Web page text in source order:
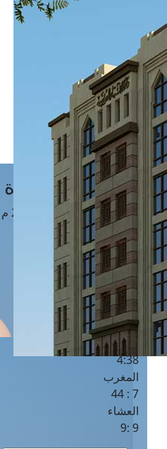
حجز موعد
الفتوى الهاتفية
مَواقِيتُ الصَّـــلاة
القاهرة · 07 أغسطس 2026 م
الفجر
الشروق
6 :17
الظهر
1 : 1
العصر
4:38
المغرب
7 : 44
العشاء
9 :9